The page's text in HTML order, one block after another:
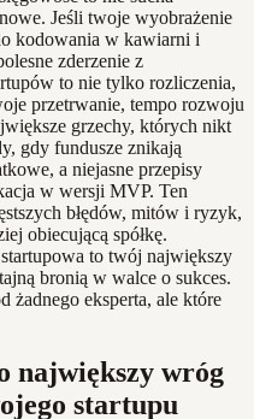
Jeśli twoje wyobrażenie
kodowania w kawiarni i
zderzenie z
to nie tylko rozliczenia,
przetrwanie, tempo rozwoju
grzechy, których nikt
gdy fundusze znikają
a niejasne przepisy
w wersji MVP. Ten
błędów, mitów i ryzyk,
obiecującą spółkę.
to twój największy
bronią w walce o sukces.
żadnego eksperta, ale które
największy wróg
startupu